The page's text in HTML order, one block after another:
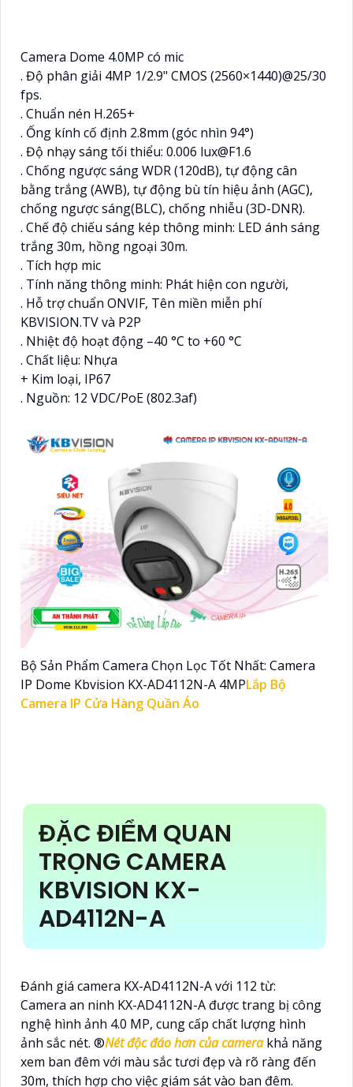
Camera Dome 4.0MP có mic
. Độ phân giải 4MP 1/2.9" CMOS (2560×1440)@25/30
fps.
. Chuẩn nén H.265+
. Ống kính cố định 2.8mm (góc nhìn 94°)
. Độ nhạy sáng tối thiểu: 0.006 lux@F1.6
. Chống ngược sáng WDR (120dB), tự động cân
bằng trắng (AWB), tự động bù tín hiệu ảnh (AGC),
chống ngược sáng(BLC), chống nhiễu (3D-DNR).
. Chế độ chiếu sáng kép thông minh: LED ánh sáng
trắng 30m, hồng ngoại 30m.
. Tích hợp mic
. Tính năng thông minh: Phát hiện con người,
. Hỗ trợ chuẩn ONVIF, Tên miền miễn phí
KBVISION.TV và P2P
. Nhiệt độ hoạt động –40 °C to +60 °C
. Chất liệu: Nhựa
+ Kim loại, IP67
. Nguồn: 12 VDC/PoE (802.3af)
Bộ Sản Phẩm Camera Chọn Lọc Tốt Nhất: Camera
IP Dome Kbvision KX-AD4112N-A 4MPLắp Bộ
Camera IP Cửa Hàng Quần Áo
ĐẶC ĐIỂM QUAN
TRỌNG CAMERA
KBVISION KX-
AD4112N-A
Đánh giá camera KX-AD4112N-A với 112 từ:
Camera an ninh KX-AD4112N-A được trang bị công
nghệ hình ảnh 4.0 MP, cung cấp chất lượng hình
ảnh sắc nét. ®️Nét độc đáo hơn của camerakhả năng
xem ban đêm với màu sắc tươi đẹp và rõ ràng đến
30m, thích hợp cho việc giám sát vào ban đêm.